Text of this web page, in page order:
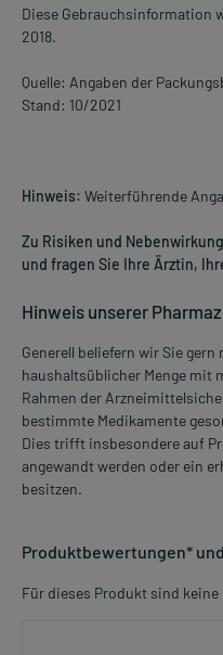
Diese Gebrauchsinformation
2018.
Quelle: Angaben der
Stand: 10/2021
Hinweis: Weiterführende
Zu Risiken und
und fragen Sie Ihre Ärztin,
Hinweis unserer
Generell beliefern wir Sie
haushaltsüblicher Menge mit
Rahmen der
bestimmte Medikamente
Dies trifft insbesondere auf
angewandt werden oder ein
besitzen.
Produktbewertungen*
Für dieses Produkt sind